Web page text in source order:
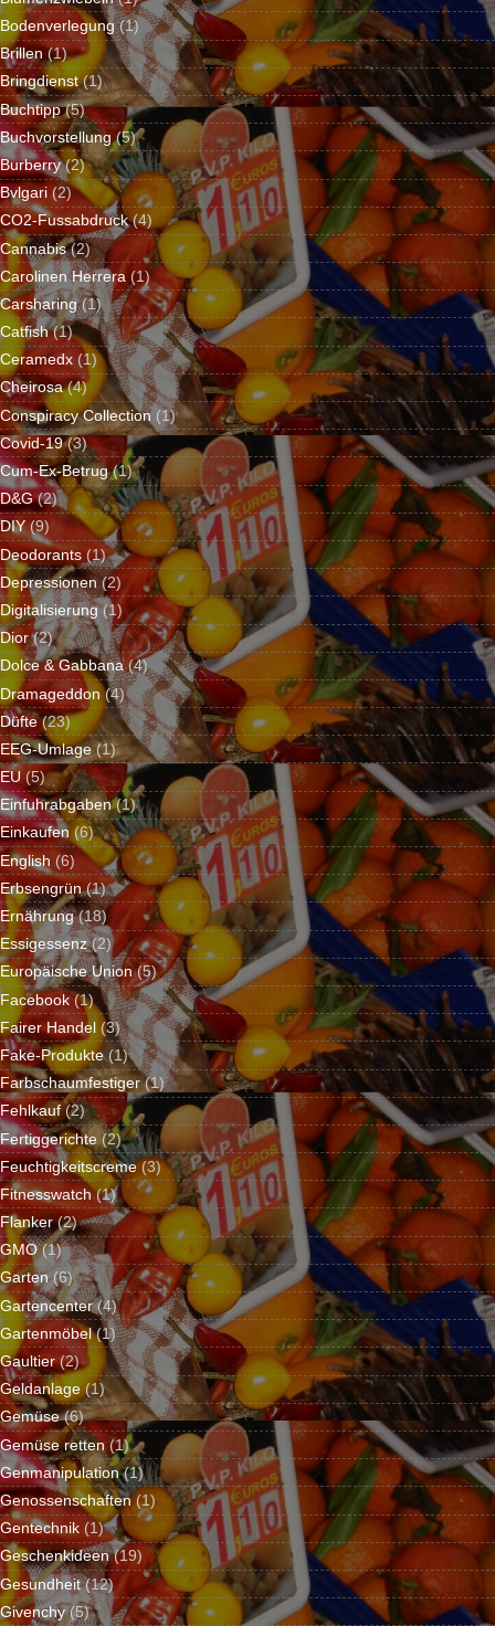
Bodenverlegung (1)
Brillen (1)
Bringdienst (1)
Buchtipp (5)
Buchvorstellung (5)
Burberry (2)
Bvlgari (2)
CO2-Fussabdruck (4)
Cannabis (2)
Carolinen Herrera (1)
Carsharing (1)
Catfish (1)
Ceramedx (1)
Cheirosa (4)
Conspiracy Collection (1)
Covid-19 (3)
Cum-Ex-Betrug (1)
D&G (2)
DIY (9)
Deodorants (1)
Depressionen (2)
Digitalisierung (1)
Dior (2)
Dolce & Gabbana (4)
Dramageddon (4)
Düfte (23)
EEG-Umlage (1)
EU (5)
Einfuhrabgaben (1)
Einkaufen (6)
English (6)
Erbsengrün (1)
Ernährung (18)
Essigessenz (2)
Europäische Union (5)
Facebook (1)
Fairer Handel (3)
Fake-Produkte (1)
Farbschaumfestiger (1)
Fehlkauf (2)
Fertiggerichte (2)
Feuchtigkeitscreme (3)
Fitnesswatch (1)
Flanker (2)
GMO (1)
Garten (6)
Gartencenter (4)
Gartenmöbel (1)
Gaultier (2)
Geldanlage (1)
Gemüse (6)
Gemüse retten (1)
Genmanipulation (1)
Genossenschaften (1)
Gentechnik (1)
Geschenkideen (19)
Gesundheit (12)
Givenchy (5)